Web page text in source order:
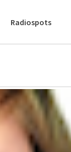
Radiospots